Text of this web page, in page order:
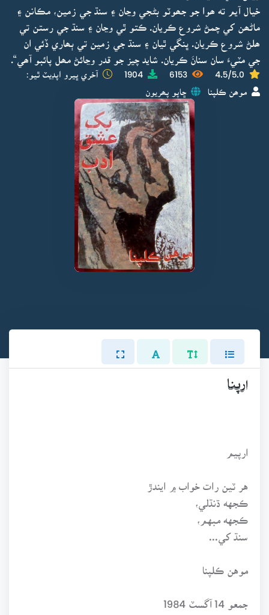
خيال آيم ته ھوا جو جھوٽو بڻجي وڃان ۽ سنڌ جي زمين، مڪانن ۽
ماڻھن کي چمڻ شروع ڪريان. ڪتو ٿي وڃان ۽ سنڌ جي رستن تي
ھلڻ شروع ڪريان. ڀنگي ٿيان ۽ سنڌ جي زمين تي ٻھاري ڏئي ان
جي مٽيءَ سان سنانَ ڪريان. شايد چيز جو قدر وڃائڻ مھل پائبو آھي“.
4.5/5.0
6153
1904 آخري ڀيرو اپڊيٽ ٿيو:
موھن ڪلپنا ڇاپو پھريون
ارپنا
ارپيم
هر ٽين رات خواب ۾ ايندڙ
ڪجهه ڌنڌلي،
سنڌ کي...
موهن ڪلپنا